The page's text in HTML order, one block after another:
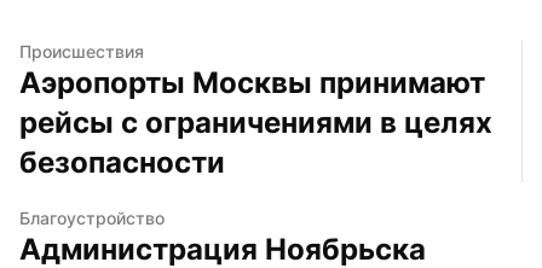
Происшествия
Аэропорты Москвы принимают
рейсы с ограничениями в целях
безопасности
Благоустройство
Администрация Ноябрьска